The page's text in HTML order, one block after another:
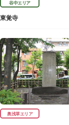
谷中エリア
東覚寺
奥浅草エリア